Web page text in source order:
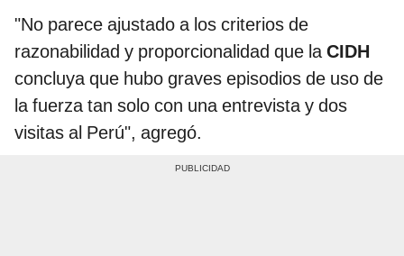
"No parece ajustado a los criterios de
razonabilidad y proporcionalidad que laCIDH
concluya que hubo graves episodios de uso de
la fuerza tan solo con una entrevista y dos
visitas al Perú", agregó.